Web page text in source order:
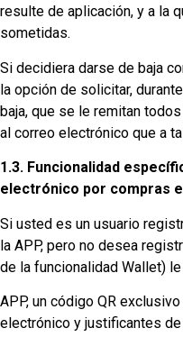
resulte de aplicación, y a la
sometidas.
Si decidiera darse de baja
la opción de solicitar,
baja, que se le remitan
al correo electrónico que a
1.3. Funcionalidad
electrónico por compras
Si usted es un usuario
la APP, pero no desea
de la funcionalidad Wallet)
APP, un código QR
electrónico y justificantes